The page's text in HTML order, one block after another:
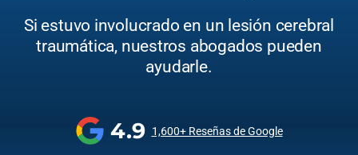
Si estuvo involucrado en un lesión cerebral
traumática, nuestros abogados pueden
ayudarle.
4.9 1,600+ Reseñas de Google